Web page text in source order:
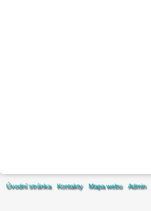
Úvodní stránka Kontakty Mapa webu Admin